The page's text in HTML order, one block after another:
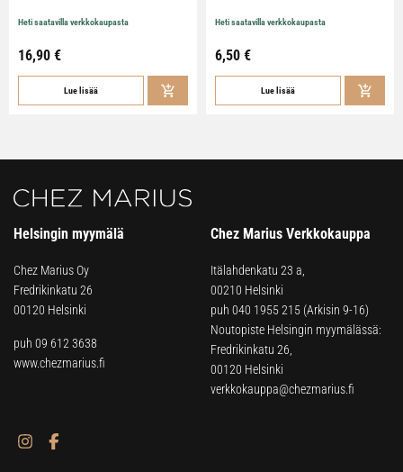
Heti saatavilla verkkokaupasta
16,90 €
Lue lisää
Heti saatavilla verkkokaupasta
6,50 €
Lue lisää
Helsingin myymälä
Chez Marius Oy
Fredrikinkatu 26
00120 Helsinki
puh 09 612 3638
www.chezmarius.fi
Chez Marius Verkkokauppa
Itälahdenkatu 23 a,
00210 Helsinki
puh 040 1955 215 (Arkisin 9-16)
Noutopiste Helsingin myymälässä:
Fredrikinkatu 26,
00120 Helsinki
verkkokauppa@chezmarius.fi